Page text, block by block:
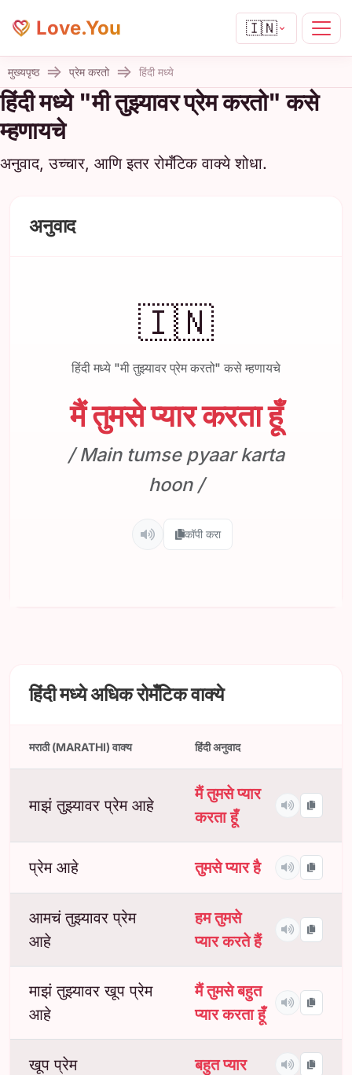
Love.You 🇮🇳
मुख्यपृष्ठ प्रेम करतो हिंदी मध्ये
हिंदी मध्ये "मी तुझ्यावर प्रेम करतो" कसे
म्हणायचे
अनुवाद, उच्चार, आणि इतर रोमँटिक वाक्ये शोधा.
अनुवाद
🇮🇳
हिंदी मध्ये "मी तुझ्यावर प्रेम करतो" कसे म्हणायचे
मैं तुमसे प्यार करता हूँ
/ Main tumse pyaar karta
hoon /
कॉपी करा
हिंदी मध्ये अधिक रोमँटिक वाक्ये
मराठी (MARATHI) वाक्य हिंदी अनुवाद
माझं तुझ्यावर प्रेम आहे
मैं तुमसे प्यार
करता हूँ
प्रेम आहे तुमसे प्यार है
आमचं तुझ्यावर प्रेम
आहे
हम तुमसे
प्यार करते हैं
माझं तुझ्यावर खूप प्रेम
आहे
मैं तुमसे बहुत
प्यार करता हूँ
खूप प्रेम बहुत प्यार